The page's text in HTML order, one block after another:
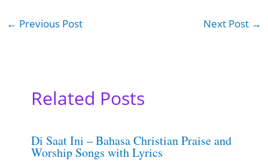
← Previous Post Next Post →
Related Posts
Di Saat Ini – Bahasa Christian Praise and
Worship Songs with Lyrics